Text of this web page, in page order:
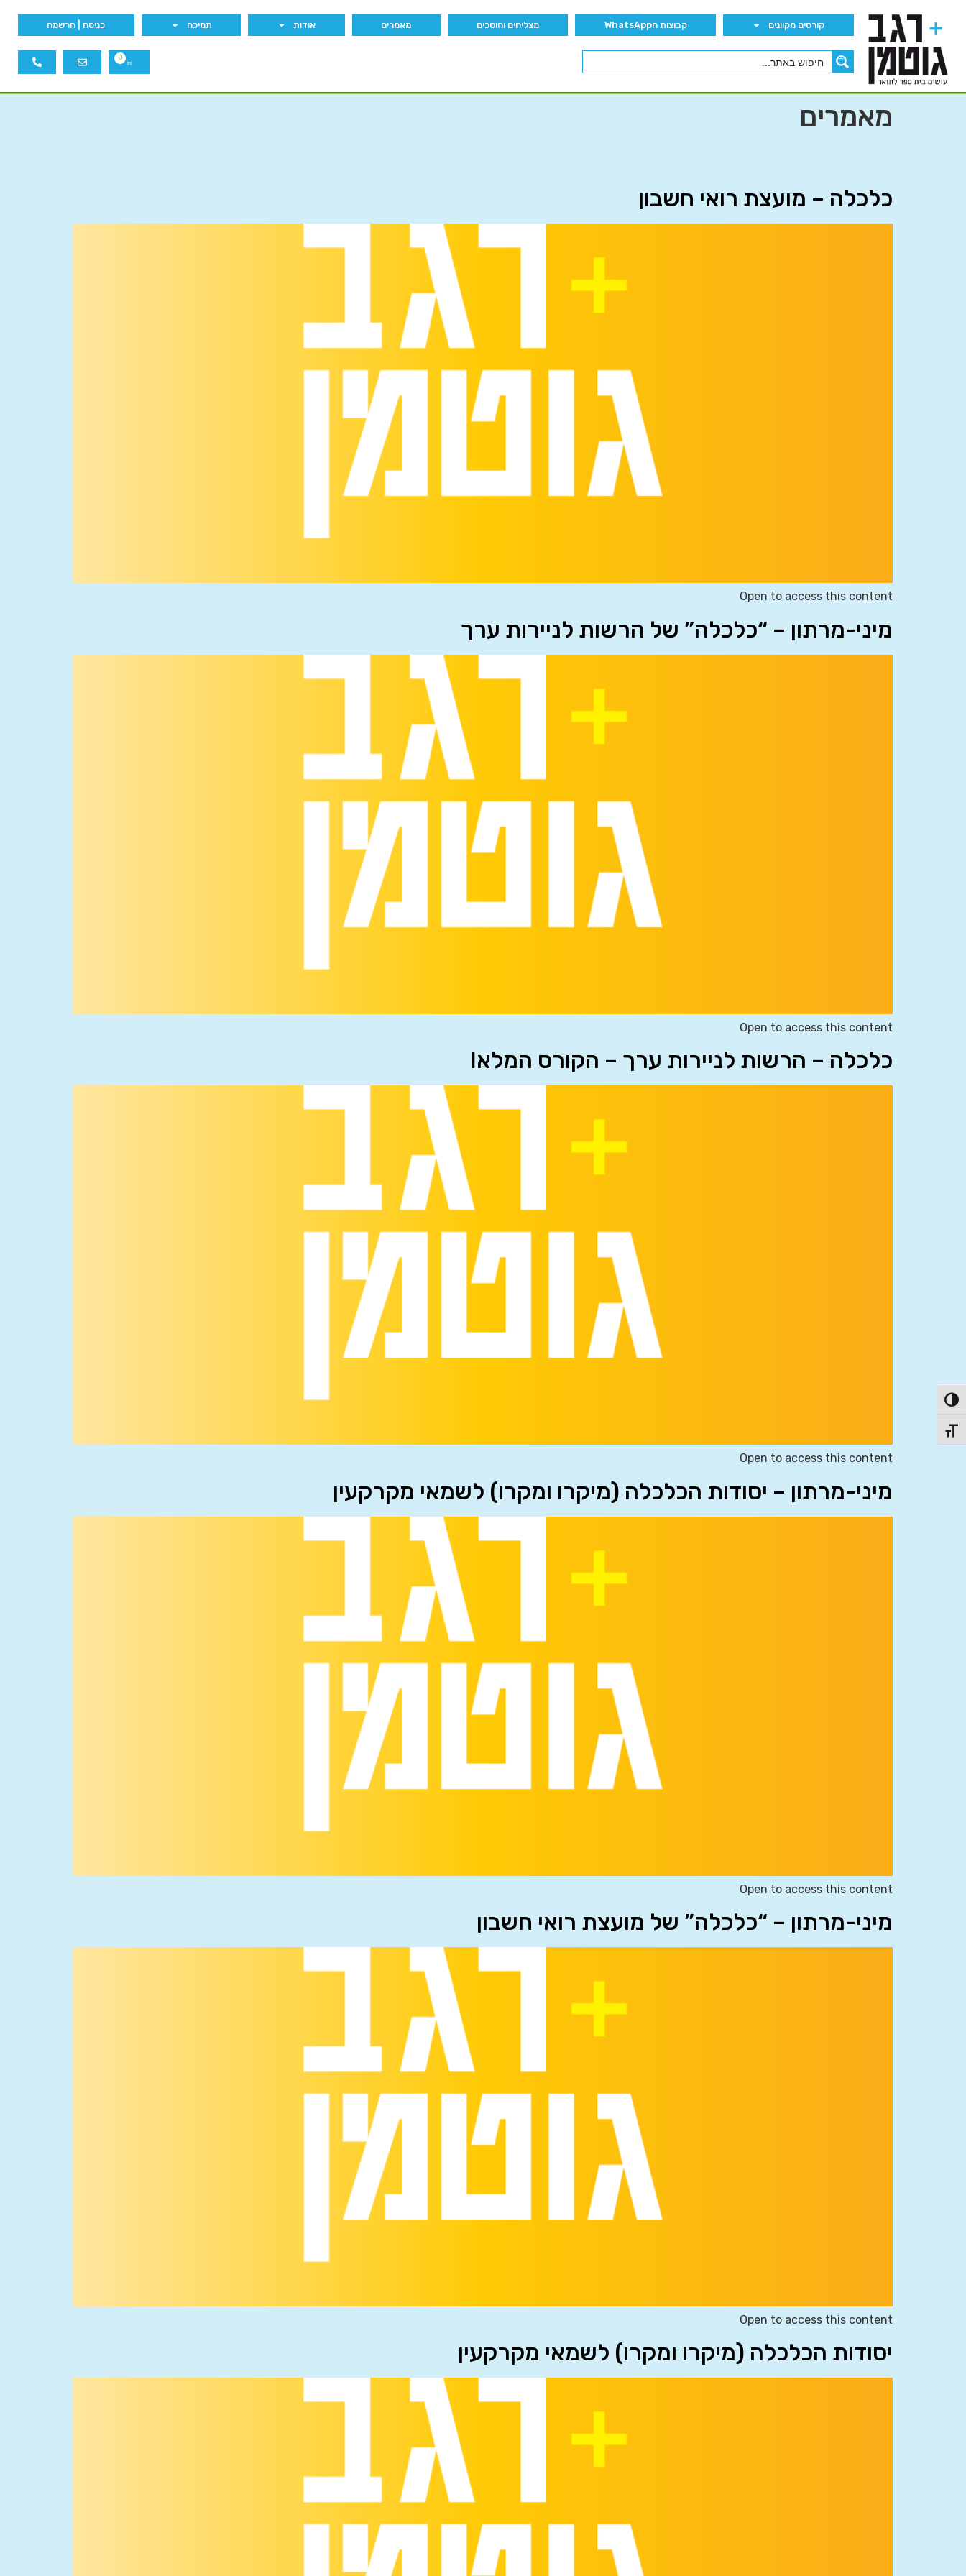
הפעל/כבה ניגודיות גבוהה
מתג גודל גופן
קורסים מקוונים קבוצות הWhatsApp מצליחים וחוסכים מאמרים אודות תמיכה כניסה | הרשמה
0
מאמרים
כלכלה – מועצת רואי חשבון
Open to access this content
מיני-מרתון – “כלכלה” של הרשות לניירות ערך
Open to access this content
כלכלה – הרשות לניירות ערך – הקורס המלא!
Open to access this content
מיני-מרתון – יסודות הכלכלה (מיקרו ומקרו) לשמאי מקרקעין
Open to access this content
מיני-מרתון – “כלכלה” של מועצת רואי חשבון
Open to access this content
יסודות הכלכלה (מיקרו ומקרו) לשמאי מקרקעין